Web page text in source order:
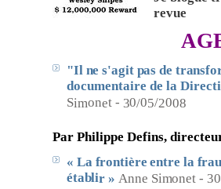
revue
"Il ne s'agit pas de
documentaire de la
Simonet - 30/05/2008
Par Philippe Defins,
« La frontière entre la
établir» Anne Simonet -30